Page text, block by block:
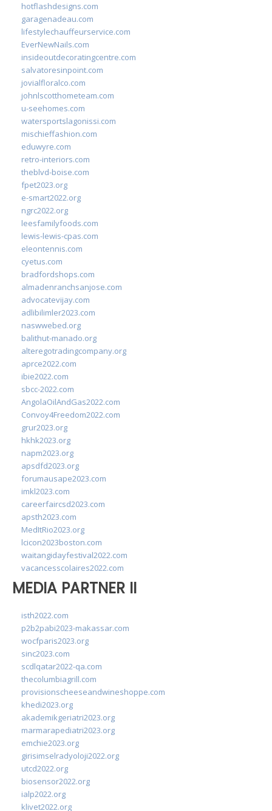
hotflashdesigns.com
garagenadeau.com
lifestylechauffeurservice.com
EverNewNails.com
insideoutdecoratingcentre.com
salvatoresinpoint.com
jovialfloralco.com
johnlscotthometeam.com
u-seehomes.com
watersportslagonissi.com
mischieffashion.com
eduwyre.com
retro-interiors.com
theblvd-boise.com
fpet2023.org
e-smart2022.org
ngrc2022.org
leesfamilyfoods.com
lewis-lewis-cpas.com
eleontennis.com
cyetus.com
bradfordshops.com
almadenranchsanjose.com
advocatevijay.com
adlibilimler2023.com
naswwebed.org
balithut-manado.org
alteregotradingcompany.org
aprce2022.com
ibie2022.com
sbcc-2022.com
AngolaOilAndGas2022.com
Convoy4Freedom2022.com
grur2023.org
hkhk2023.org
napm2023.org
apsdfd2023.org
forumausape2023.com
imkl2023.com
careerfaircsd2023.com
apsth2023.com
MedItRio2023.org
lcicon2023boston.com
waitangidayfestival2022.com
vacancesscolaires2022.com
MEDIA PARTNER II
isth2022.com
p2b2pabi2023-makassar.com
wocfparis2023.org
sinc2023.com
scdlqatar2022-qa.com
thecolumbiagrill.com
provisionscheeseandwineshoppe.com
khedi2023.org
akademikgeriatri2023.org
marmarapediatri2023.org
emchie2023.org
girisimselradyoloji2022.org
utcd2022.org
biosensor2022.org
ialp2022.org
klivet2022.org